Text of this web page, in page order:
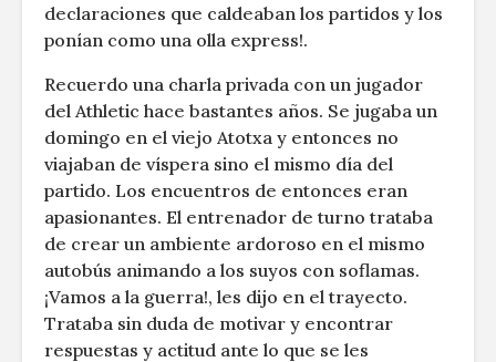
declaraciones que caldeaban los partidos y los
ponían como una olla express!.
Recuerdo una charla privada con un jugador
del Athletic hace bastantes años. Se jugaba un
domingo en el viejo Atotxa y entonces no
viajaban de víspera sino el mismo día del
partido. Los encuentros de entonces eran
apasionantes. El entrenador de turno trataba
de crear un ambiente ardoroso en el mismo
autobús animando a los suyos con soflamas.
¡Vamos a la guerra!, les dijo en el trayecto.
Trataba sin duda de motivar y encontrar
respuestas y actitud ante lo que se les